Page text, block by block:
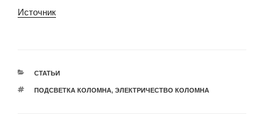
Источник
РУБРИКИ
СТАТЬИ
МЕТКИ
ПОДСВЕТКА КОЛОМНА, ЭЛЕКТРИЧЕСТВО КОЛОМНА